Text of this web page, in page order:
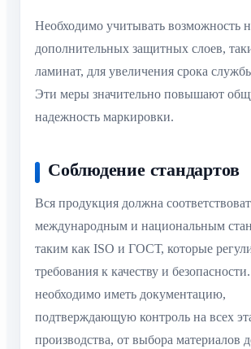
Необходимо учитывать возможность
дополнительных защитных слоев,
ламинат, для увеличения срока
Эти меры значительно повышают
надежность маркировки.
Соблюдение стандартов
Вся продукция должна
международным и национальным
таким как ISO и ГОСТ, которые
требования к качеству и
необходимо иметь документацию,
подтверждающую контроль на всех
производства, от выбора материалов